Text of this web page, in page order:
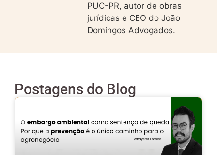
PUC-PR, autor de obras
jurídicas e CEO do João
Domingos Advogados.
Postagens do Blog